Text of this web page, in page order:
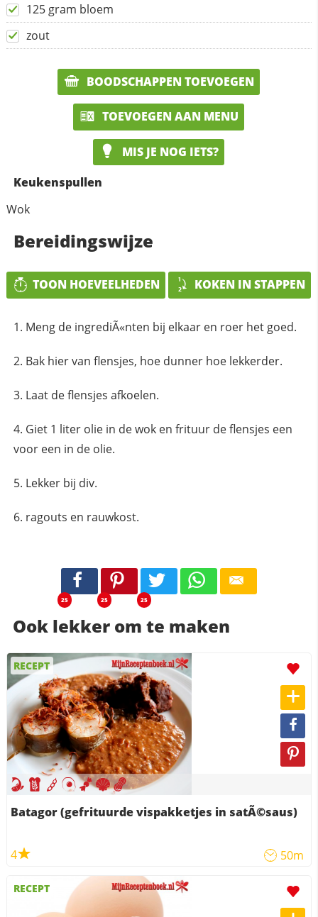
125 gram bloem
zout
BOODSCHAPPEN TOEVOEGEN
TOEVOEGEN AAN MENU
MIS JE NOG IETS?
Keukenspullen
Wok
Bereidingswijze
TOON HOEVEELHEDEN KOKEN IN STAPPEN
Meng de ingrediÃ«nten bij elkaar en roer het goed.
Bak hier van flensjes, hoe dunner hoe lekkerder.
Laat de flensjes afkoelen.
Giet 1 liter olie in de wok en frituur de flensjes een
voor een in de olie.
Lekker bij div.
ragouts en rauwkost.
25 25 25
Ook lekker om te maken
RECEPT
Batagor (gefrituurde vispakketjes in satÃ©saus)
4 50m
RECEPT